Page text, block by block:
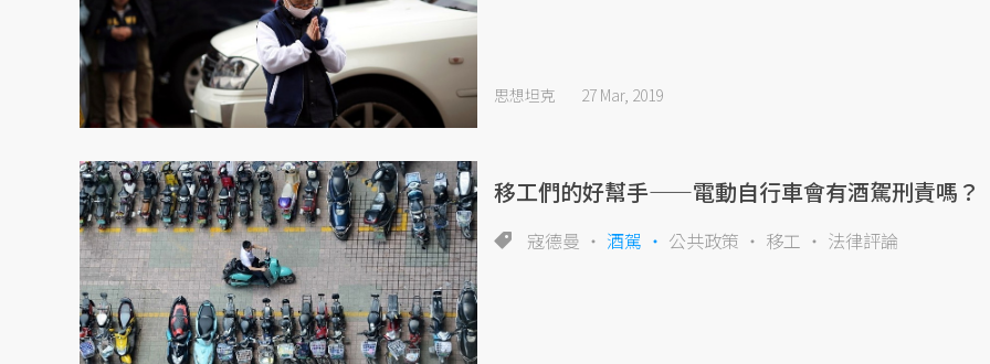
思想坦克 27 Mar, 2019
移工們的好幫手——電動自行車會有酒駕刑責嗎？
寇德曼 酒駕 公共政策 移工 法律評論